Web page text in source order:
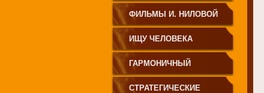
ФИЛЬМЫ И. НИЛОВОЙ
ИЩУ ЧЕЛОВЕКА
ГАРМОНИЧНЫЙ
ЧЕЛОВЕК
СТРАТЕГИЧЕСКИЕ